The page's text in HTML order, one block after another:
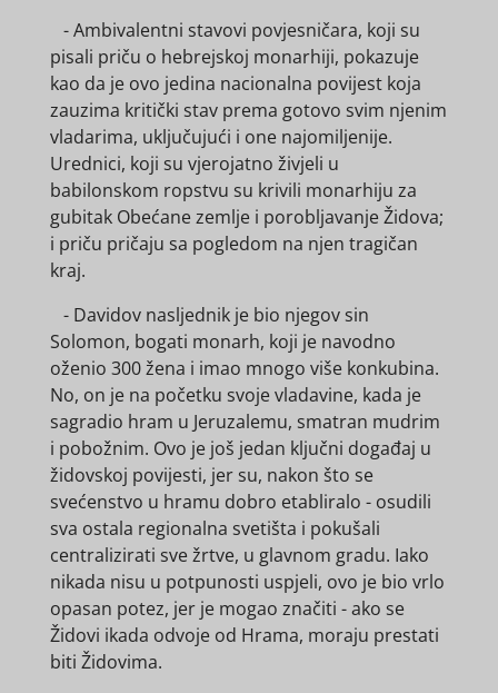
- Ambivalentni stavovi povjesničara, koji su
pisali priču o hebrejskoj monarhiji, pokazuje
kao da je ovo jedina nacionalna povijest koja
zauzima kritički stav prema gotovo svim njenim
vladarima, uključujući i one najomiljenije.
Urednici, koji su vjerojatno živjeli u
babilonskom ropstvu su krivili monarhiju za
gubitak Obećane zemlje i porobljavanje Židova;
i priču pričaju sa pogledom na njen tragičan
kraj.
- Davidov nasljednik je bio njegov sin
Solomon, bogati monarh, koji je navodno
oženio 300 žena i imao mnogo više konkubina.
No, on je na početku svoje vladavine, kada je
sagradio hram u Jeruzalemu, smatran mudrim
i pobožnim. Ovo je još jedan ključni događaj u
židovskoj povijesti, jer su, nakon što se
svećenstvo u hramu dobro etabliralo - osudili
sva ostala regionalna svetišta i pokušali
centralizirati sve žrtve, u glavnom gradu. Iako
nikada nisu u potpunosti uspjeli, ovo je bio vrlo
opasan potez, jer je mogao značiti - ako se
Židovi ikada odvoje od Hrama, moraju prestati
biti Židovima.